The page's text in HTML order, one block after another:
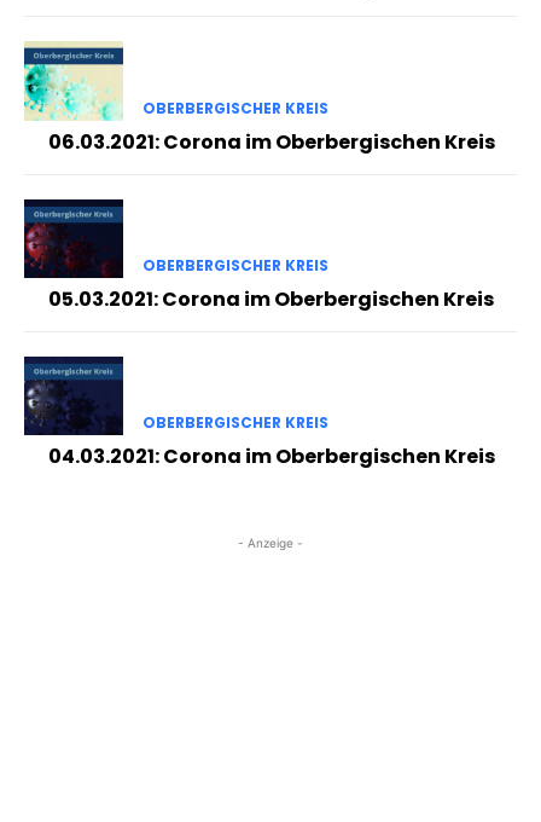
OBERBERGISCHER KREIS
06.03.2021: Corona im Oberbergischen Kreis
OBERBERGISCHER KREIS
05.03.2021: Corona im Oberbergischen Kreis
OBERBERGISCHER KREIS
04.03.2021: Corona im Oberbergischen Kreis
- Anzeige -